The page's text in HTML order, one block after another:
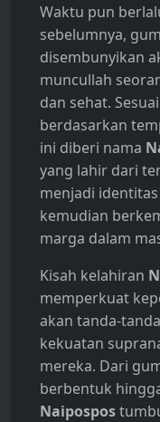
Waktu pun
sebelumnya,
disembunyikan
muncullah
dan sehat.
berdasarkan
ini diberi nama
yang lahir dari
menjadi
kemudian
marga dalam
Kisah kelahiran
memperkuat
akan tanda-
kekuatan
mereka. Dari
berbentuk
Naipospos